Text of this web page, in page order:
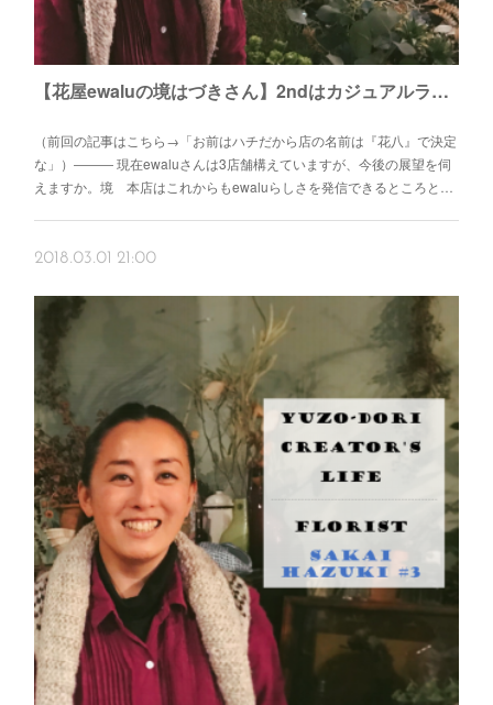
【花屋ewaluの境はづきさん】2ndはカジュアルライン、3rdはギフトのお店へ
（前回の記事はこちら→「お前はハチだから店の名前は『花八』で決定
な」）――― 現在ewaluさんは3店舗構えていますが、今後の展望を伺
えますか。境 本店はこれからもewaluらしさを発信できるところと…
2018.03.01 21:00